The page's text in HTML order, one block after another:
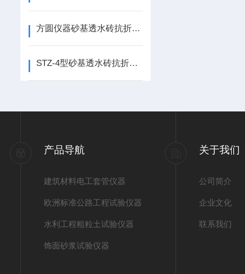
方圆仪器砂基透水砖抗折装置试验步骤
STZ-4型砂基透水砖抗折装置试验步骤
产品导航
建筑材料电工套管仪器
欧洲标准公路工程试验仪器
水利工程粗粒土试验仪器
饰面砂浆试验仪器
关于我们
公司简介
企业文化
联系我们